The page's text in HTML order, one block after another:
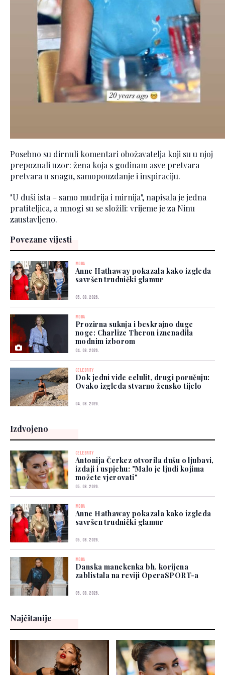
Posebno su dirnuli komentari obožavatelja koji su u njoj
prepoznali uzor: žena koja s godinam asve pretvara
pretvara u snagu, samopouzdanje i inspiraciju.
"U duši ista – samo mudrija i mirnija", napisala je jedna
pratiteljica, a mnogi su se složili: vrijeme je za Ninu
zaustavljeno.
Povezane vijesti
MODA
Anne Hathaway pokazala kako izgleda
savršen trudnički glamur
05. 08. 2026.
MODA
Prozirna suknja i beskrajno duge
noge: Charlize Theron iznenadila
modnim izborom
04. 08. 2026.
CELEBRITY
Dok jedni vide celulit, drugi poručuju:
Ovako izgleda stvarno žensko tijelo
04. 08. 2026.
Izdvojeno
CELEBRITY
Antonija Čerkez otvorila dušu o ljubavi,
izdaji i uspjehu: "Malo je ljudi kojima
možete vjerovati"
05. 08. 2026.
MODA
Anne Hathaway pokazala kako izgleda
savršen trudnički glamur
05. 08. 2026.
MODA
Danska manekenka bh. korijena
zablistala na reviji OperaSPORT-a
05. 08. 2026.
Najčitanije